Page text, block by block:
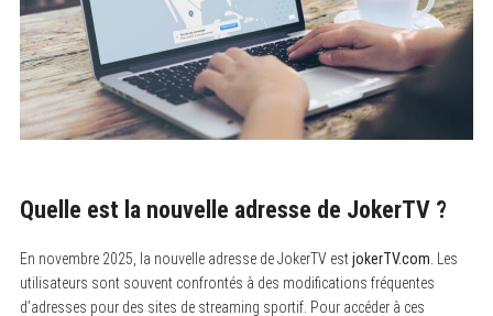
Quelle est la nouvelle adresse de JokerTV ?
En novembre 2025, la nouvelle adresse de JokerTV estjokerTV.com . Les
utilisateurs sont souvent confrontés à des modifications fréquentes
d’adresses pour des sites de streaming sportif. Pour accéder à ces